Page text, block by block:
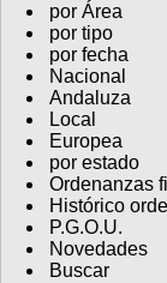
por Área
por tipo
por fecha
Nacional
Andaluza
Local
Europea
por estado
Ordenanzas
Histórico
P.G.O.U.
Novedades
Buscar